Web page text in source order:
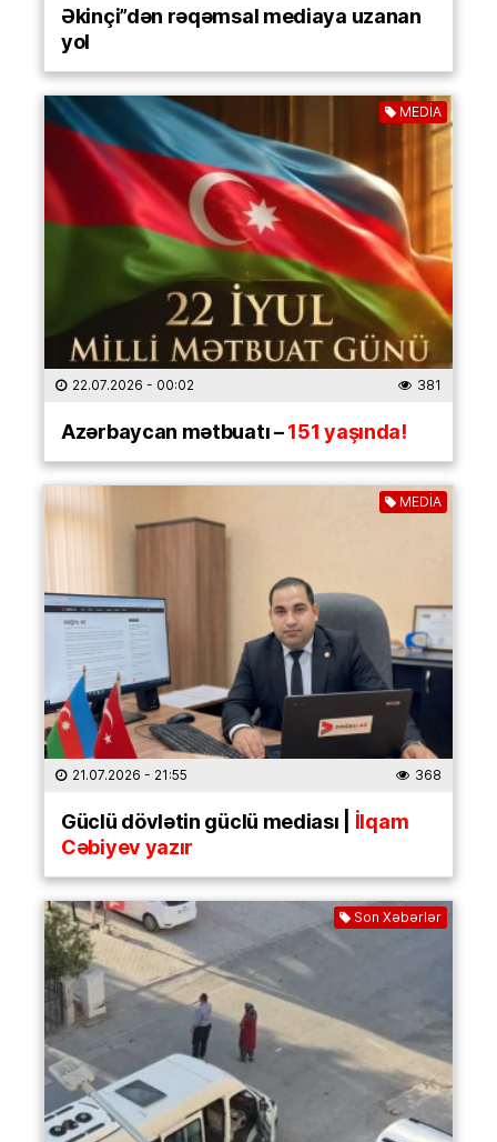
Əkinçi”dən rəqəmsal mediaya uzanan
yol
MEDİA
22.07.2026 - 00:02 381
Azərbaycan mətbuatı –151 yaşında!
MEDİA
21.07.2026 - 21:55 368
Güclü dövlətin güclü mediası | İlqam
Cəbiyev yazır
Son Xəbərlər